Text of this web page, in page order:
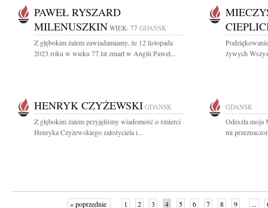
PAWEŁ RYSZARD
MILENUSZKIN WIEK: 77 GDAŃSK
Z głębokim żalem zawiadamiamy, że 12 listopada
2023 roku w wieku 77 lat zmarł w Anglii Paweł...
żywych
HENRYK CZYŻEWSKI GDAŃSK
Z głębokim żalem przyjęliśmy wiadomość o śmierci
Henryka Czyżewskiego założyciela i...
GDAŃSK
Odeszła moja
mi
« poprzednie 1 2 3 4 5 6 7 8 9 ...